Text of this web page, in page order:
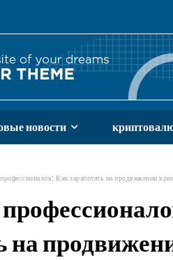
новости
Как заработать на продвижении
на